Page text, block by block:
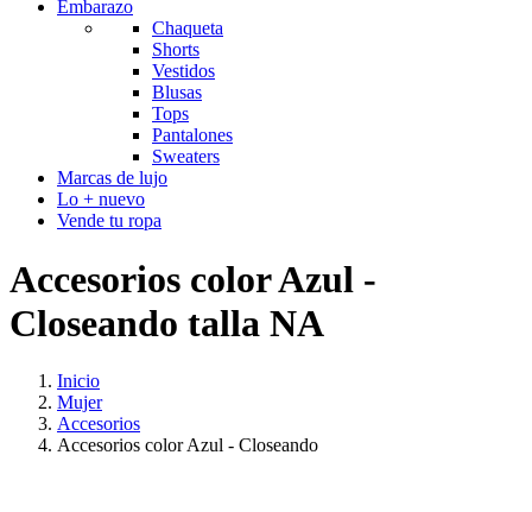
Embarazo
Chaqueta
Shorts
Vestidos
Blusas
Tops
Pantalones
Sweaters
Marcas de lujo
Lo + nuevo
Vende tu ropa
Accesorios color Azul -
Closeando talla NA
Inicio
Mujer
Accesorios
Accesorios color Azul - Closeando